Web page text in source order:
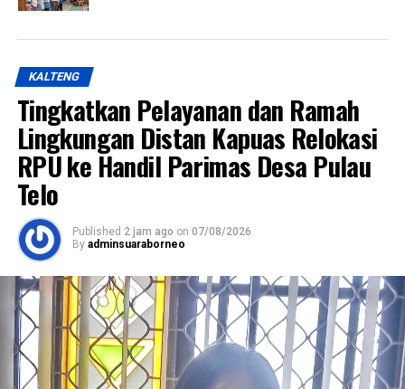
KALTENG
Tingkatkan Pelayanan dan Ramah
Lingkungan Distan Kapuas Relokasi
RPU ke Handil Parimas Desa Pulau
Telo
Published 2 jam ago on 07/08/2026
By adminsuaraborneo